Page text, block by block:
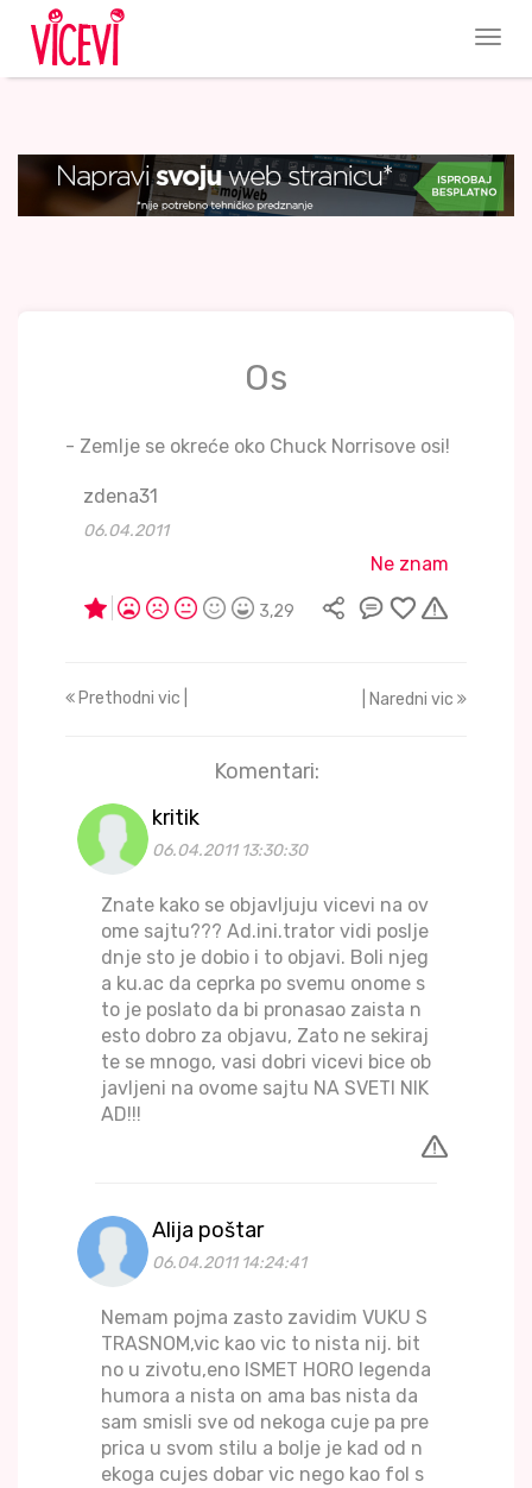
Os
- Zemlje se okreće oko Chuck Norrisove osi!
zdena31
06.04.2011
Ne znam
3,29
Prethodni vic | | Naredni vic
Komentari:
kritik
06.04.2011 13:30:30
Znate kako se objavljuju vicevi na ov
ome sajtu??? Ad.ini.trator vidi poslje
dnje sto je dobio i to objavi. Boli njeg
a ku.ac da ceprka po svemu onome s
to je poslato da bi pronasao zaista n
esto dobro za objavu, Zato ne sekiraj
te se mnogo, vasi dobri vicevi bice ob
javljeni na ovome sajtu NA SVETI NIK
AD!!!
Alija poštar
06.04.2011 14:24:41
Nemam pojma zasto zavidim VUKU S
TRASNOM,vic kao vic to nista nij. bit
no u zivotu,eno ISMET HORO legenda
humora a nista on ama bas nista da
sam smisli sve od nekoga cuje pa pre
prica u svom stilu a bolje je kad od n
ekoga cujes dobar vic nego kao fol s